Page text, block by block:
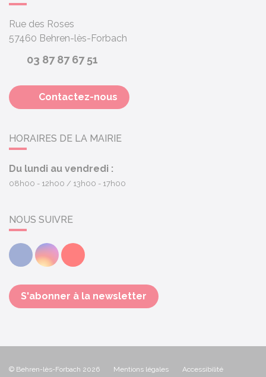
Rue des Roses
57460 Behren-lès-Forbach
03 87 87 67 51
Contactez-nous
HORAIRES DE LA MAIRIE
Du lundi au vendredi :
08h00 - 12h00 13h00 - 17h00
NOUS SUIVRE
FacebookInstagramYoutube
S'abonner à la newsletter
© Behren-lès-Forbach 2026 Mentions légales Accessibilité